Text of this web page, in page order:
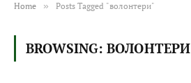
Home » Posts Tagged "волонтери"
BROWSING: ВОЛОНТЕРИ